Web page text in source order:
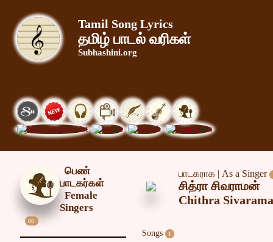
Tamil Song Lyrics
தமிழ் பாடல் வரிகள்
Subhashini.org
பெண்
பாடகர்கள்
Female
Singers
86
பாடகராக | As a Singer
சித்ரா சிவராமன்
Chithra
Songs 1